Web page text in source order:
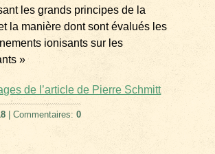
les grands principes de la
la manière dont sont évalués les
ionisants sur les
»
de l’article de Pierre Schmitt
| Commentaires:0